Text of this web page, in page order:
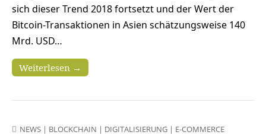
sich dieser Trend 2018 fortsetzt und der Wert der
Bitcoin-Transaktionen in Asien schätzungsweise 140
Mrd. USD…
Weiterlesen →
NEWS | BLOCKCHAIN | DIGITALISIERUNG | E-COMMERCE